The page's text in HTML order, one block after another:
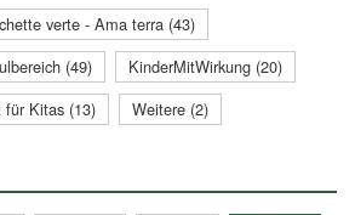
verte - Ama terra (43)
(49)
KinderMitWirkung (20)
für Kitas (13)
Weitere (2)